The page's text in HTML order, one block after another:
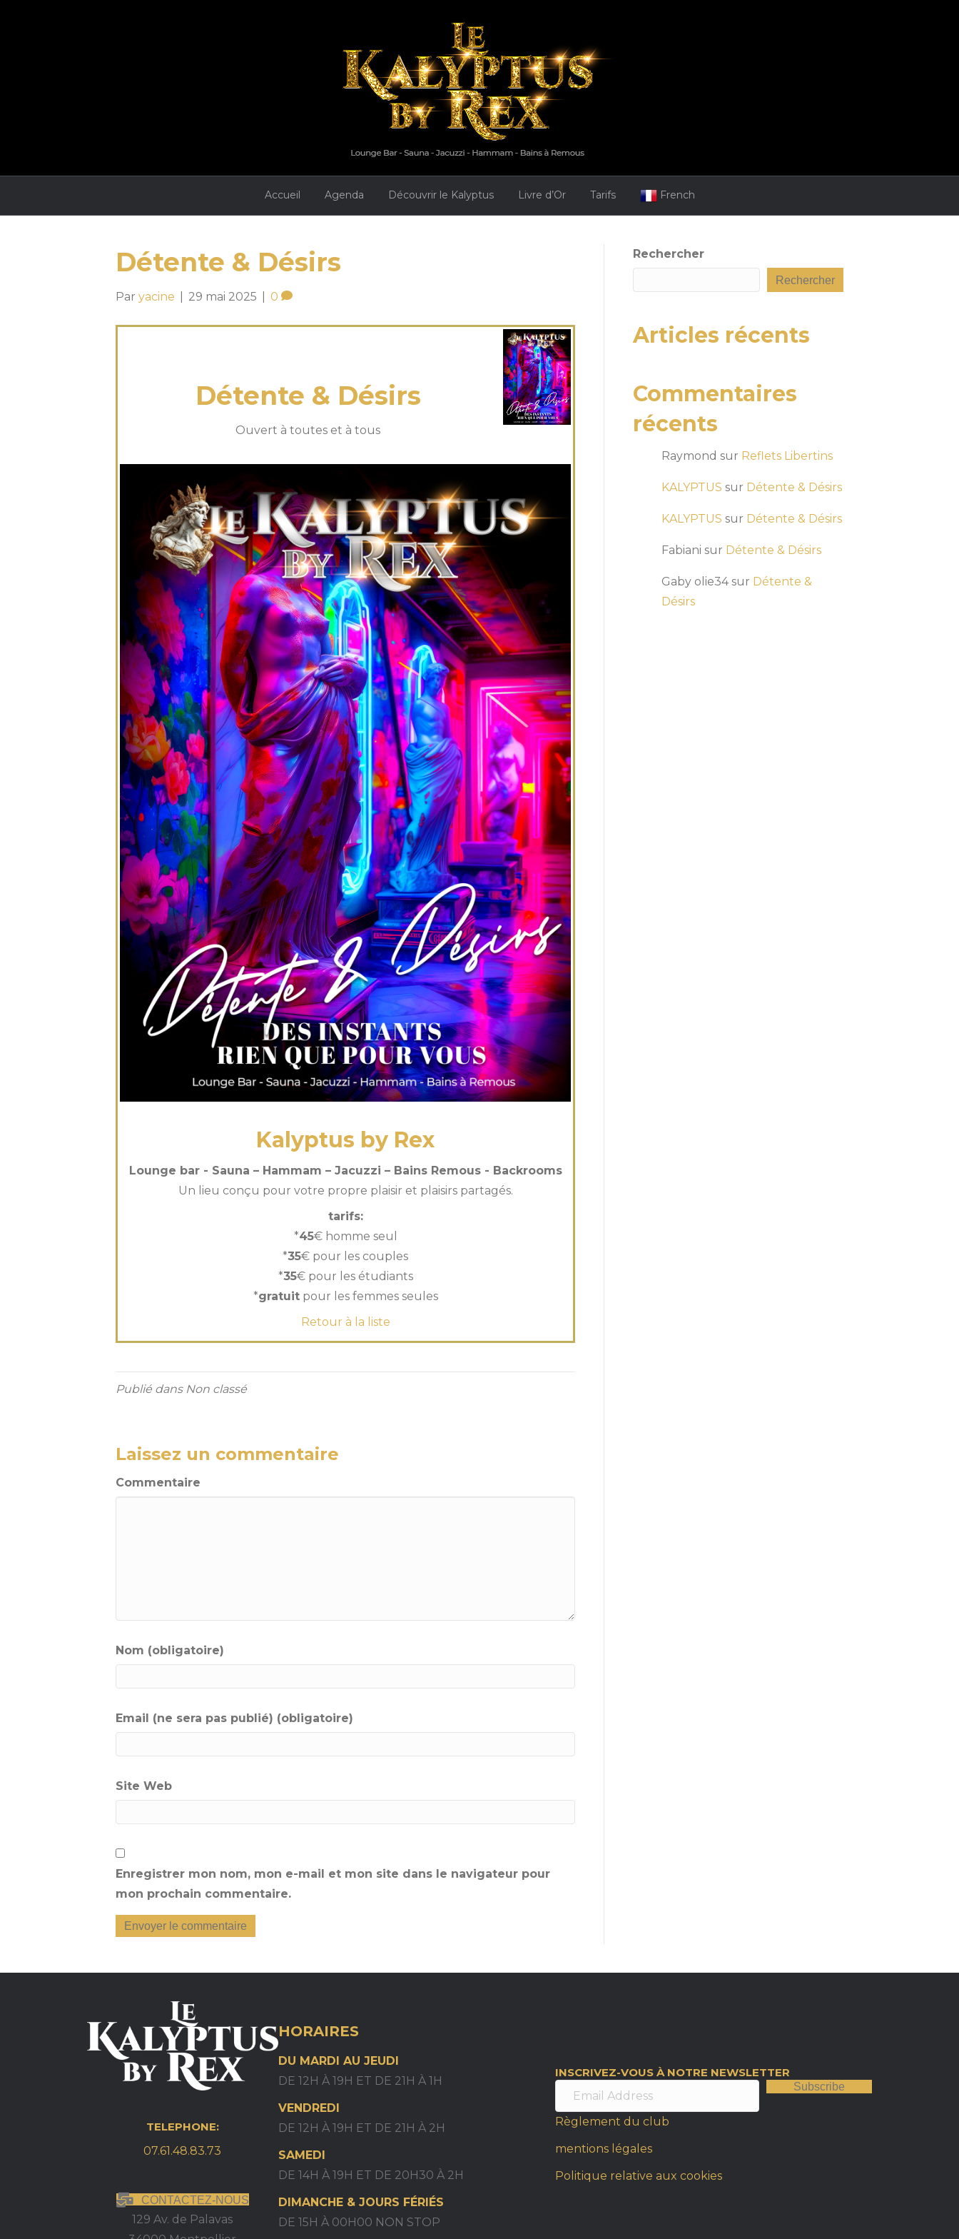
Accueil Agenda Découvrir le Kalyptus Livre d’Or Tarifs French
Détente & Désirs
Par yacine 29 mai 2025 0
Détente & Désirs
Ouvert à toutes et à tous
Kalyptus by Rex
Lounge bar - Sauna – Hammam – Jacuzzi – Bains Remous - Backrooms
Un lieu conçu pour votre propre plaisir et plaisirs partagés.
tarifs:
*45€ homme seul
*35€ pour les couples
*35€ pour les étudiants
*gratuitpour les femmes seules
Retour à la liste
Publié dans Non classé
Laissez un commentaire
Commentaire
Nom (obligatoire)
Email (ne sera pas publié) (obligatoire)
Site Web
Enregistrer mon nom, mon e-mail et mon site dans le navigateur pour
mon prochain commentaire.
Rechercher
Rechercher
Articles récents
Commentaires
récents
Raymond sur Reflets Libertins
KALYPTUS sur Détente & Désirs
KALYPTUS sur Détente & Désirs
Fabiani sur Détente & Désirs
Gaby olie34sur Détente &
Désirs
TELEPHONE:
07.61.48.83.73
CONTACTEZ-NOUS
129 Av. de Palavas
HORAIRES
DU MARDI AU JEUDI
DE 12H À 19H ET DE 21H À 1H
VENDREDI
DE 12H À 19H ET DE 21H À 2H
SAMEDI
DE 14H À 19H ET DE 20H30 À 2H
DIMANCHE & JOURS FÉRIÉS
DE 15H À 00H00 NON STOP
INSCRIVEZ-VOUS À NOTRE NEWSLETTER
Subscribe
Règlement du club
mentions légales
Politique relative aux cookies